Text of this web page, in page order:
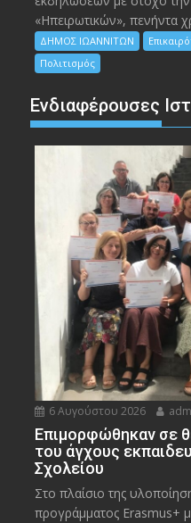
«Ηπειρωτικών», πενήντα
ΔΗΜΟΣ ΙΩΑΝΝΙΤΩΝ
Πολιτισμός
Ενδιαφέρουσες
6 Αυγούστου 2026
Eπιμορφώθηκαν σε
του άγχους
Σχολείου
Στο πλαίσιο της
προγράμματος Erasmus+